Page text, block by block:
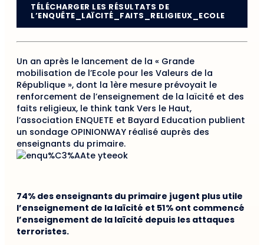
TÉLÉCHARGER LES RÉSULTATS DE
L’ENQUÊTE_LAÏCITÉ_FAITS_RELIGIEUX_ECOLE
Un an après le lancement de la « Grande
mobilisation de l’Ecole pour les Valeurs de la
République », dont la 1ère mesure prévoyait le
renforcement de l’enseignement de la laïcité et des
faits religieux, le think tank Vers le Haut,
l’association ENQUETE et Bayard Education publient
un sondage OPINIONWAY réalisé auprès des
enseignants du primaire.
74% des enseignants du primaire jugent plus utile
l’enseignement de la laïcité et 51% ont commencé
l’enseignement de la laïcité depuis les attaques
terroristes.